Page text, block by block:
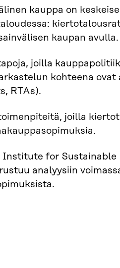
kauppa on
kaupan avulla.
joilla
kohteena
RTAs).
joilla
for
analyysiin